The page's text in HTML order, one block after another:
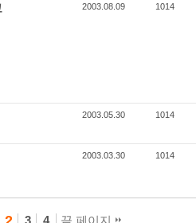
2003.08.09 1014
2003.05.30 1014
2003.03.30 1014
3 4 끝 페이지